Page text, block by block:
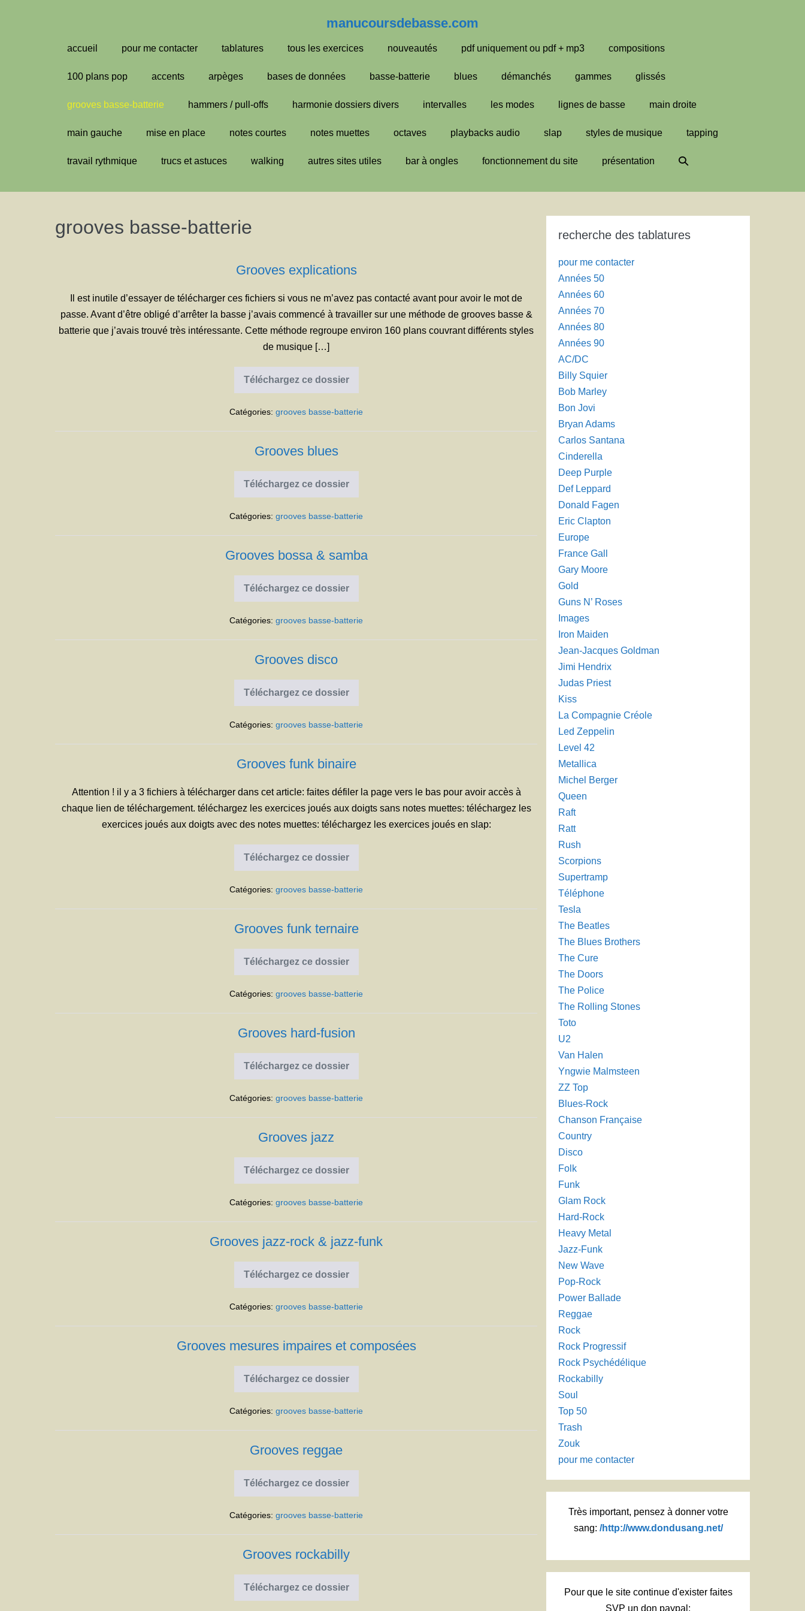
manucoursdebasse.com
accueil pour me contacter tablatures tous les exercices nouveautés pdf uniquement ou pdf + mp3 compositions
100 plans pop accents arpèges bases de données basse-batterie blues démanchés gammes glissés
grooves basse-batterie hammers / pull-offs harmonie dossiers divers intervalles les modes lignes de basse main droite
main gauche mise en place notes courtes notes muettes octaves playbacks audio slap styles de musique tapping
travail rythmique trucs et astuces walking autres sites utiles bar à ongles fonctionnement du site présentation
Basculer
recherche
grooves basse-batterie
Grooves explications
Il est inutile d’essayer de télécharger ces fichiers si vous ne m’avez pas contacté avant pour avoir le mot de
passe. Avant d’être obligé d’arrêter la basse j’avais commencé à travailler sur une méthode de grooves basse &
batterie que j’avais trouvé très intéressante. Cette méthode regroupe environ 160 plans couvrant différents styles
de musique […]
Téléchargez ce dossier
Grooves
explications
Catégories: grooves basse-batterie
Grooves blues
Téléchargez ce dossier
Grooves
blues
Catégories: grooves basse-batterie
Grooves bossa & samba
Téléchargez ce dossier
Grooves
bossa
samba
Catégories: grooves basse-batterie
Grooves disco
Téléchargez ce dossier
Grooves
disco
Catégories: grooves basse-batterie
Grooves funk binaire
Attention ! il y a 3 fichiers à télécharger dans cet article: faites défiler la page vers le bas pour avoir accès à
chaque lien de téléchargement. téléchargez les exercices joués aux doigts sans notes muettes: téléchargez les
exercices joués aux doigts avec des notes muettes: téléchargez les exercices joués en slap:
Téléchargez ce dossier
Grooves
funk
Catégories: grooves basse-batterie
Grooves funk ternaire
Téléchargez ce dossier
Grooves
funk
Catégories: grooves basse-batterie
Grooves hard-fusion
Téléchargez ce dossier
Grooves
hard-
Catégories: grooves basse-batterie
Grooves jazz
Téléchargez ce dossier
Grooves
jazz
Catégories: grooves basse-batterie
Grooves jazz-rock & jazz-funk
Téléchargez ce dossier
Grooves
jazz-
&
funk
Catégories: grooves basse-batterie
Grooves mesures impaires et composées
Téléchargez ce dossier
Grooves
mesures
et
Catégories: grooves basse-batterie
Grooves reggae
Téléchargez ce dossier
Grooves
reggae
Catégories: grooves basse-batterie
Grooves rockabilly
Téléchargez ce dossier
Grooves
rockabilly
recherche des tablatures
pour me contacter
Années 50
Années 60
Années 70
Années 80
Années 90
AC/DC
Billy Squier
Bob Marley
Bon Jovi
Bryan Adams
Carlos Santana
Cinderella
Deep Purple
Def Leppard
Donald Fagen
Eric Clapton
Europe
France Gall
Gary Moore
Gold
Guns N’ Roses
Images
Iron Maiden
Jean-Jacques Goldman
Jimi Hendrix
Judas Priest
Kiss
La Compagnie Créole
Led Zeppelin
Level 42
Metallica
Michel Berger
Queen
Raft
Ratt
Rush
Scorpions
Supertramp
Téléphone
Tesla
The Beatles
The Blues Brothers
The Cure
The Doors
The Police
The Rolling Stones
Toto
U2
Van Halen
Yngwie Malmsteen
ZZ Top
Blues-Rock
Chanson Française
Country
Disco
Folk
Funk
Glam Rock
Hard-Rock
Heavy Metal
Jazz-Funk
New Wave
Pop-Rock
Power Ballade
Reggae
Rock
Rock Progressif
Rock Psychédélique
Rockabilly
Soul
Top 50
Trash
Zouk
pour me contacter
Très important, pensez à donner votre
sang: /http://www.dondusang.net/
Pour que le site continue d'exister faites
SVP un don paypal: